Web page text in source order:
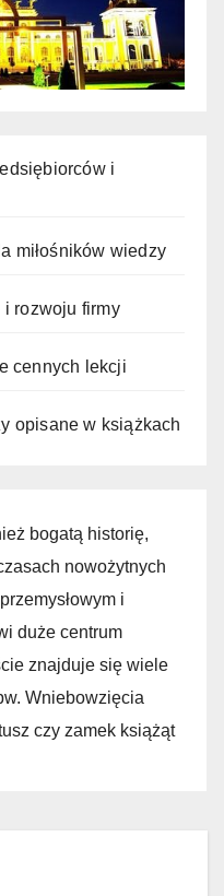
i
miłośników wiedzy
rozwoju firmy
cennych lekcji
opisane w książkach
bogatą historię,
nowożytnych
i
duże centrum
znajduje się wiele
Wniebowzięcia
czy zamek książąt